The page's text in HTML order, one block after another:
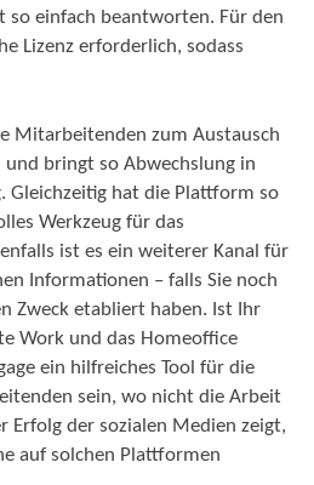
so einfach beantworten. Für den
Lizenz erforderlich, sodass
Mitarbeitenden zum Austausch
bringt so Abwechslung in
Gleichzeitig hat die Plattform so
Werkzeug für das
ist es ein weiterer Kanal für
Informationen – falls Sie noch
Zweck etabliert haben. Ist Ihr
Work und das Homeoffice
ein hilfreiches Tool für die
sein, wo nicht die Arbeit
Erfolg der sozialen Medien zeigt,
auf solchen Plattformen